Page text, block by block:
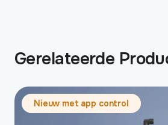
Gerelateerde
Nieuw met app control